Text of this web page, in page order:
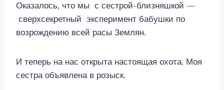
Оказалось, что мы с сестрой-близняшкой —
сверхсекретный эксперимент бабушки по
возрождению всей расы Землян.
И теперь на нас открыта настоящая охота. Моя
сестра объявлена в розыск.